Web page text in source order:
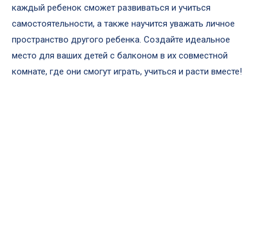
каждый ребенок сможет развиваться и учиться
самостоятельности, а также научится уважать личное
пространство другого ребенка. Создайте идеальное
место для ваших детей с балконом в их совместной
комнате, где они смогут играть, учиться и расти вместе!